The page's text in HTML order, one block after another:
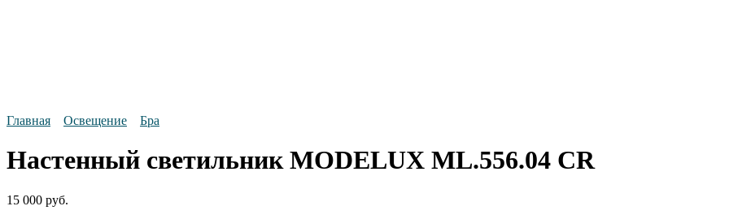
Главная Освещение Бра
Настенный светильник MODELUX ML.556.04 CR
15 000 руб.